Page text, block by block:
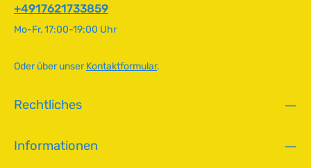
+4917621733859
Mo-Fr, 17:00-19:00 Uhr
Oder über unserKontaktformular.
Rechtliches
Informationen